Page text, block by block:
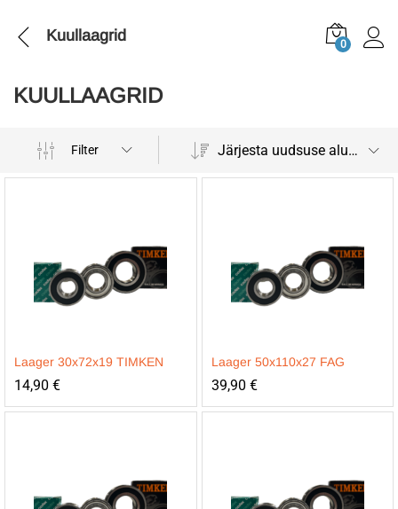
Kuullaagrid 0
KUULLAAGRID
Filter Järjesta uudsuse alusel
Laager 30x72x19 TIMKEN
14,90 €
Laager 50x110x27 FAG
39,90 €